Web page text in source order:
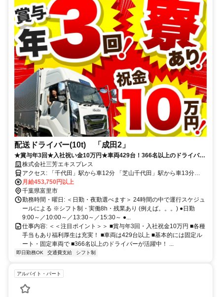
配送ドライバー(10t) 「成田2」
★賞与年3回★入社祝い金10万円★車両429台！366名以上のドライバー
が活躍中！
株式会社三芳エキスプレス
アクセス: 「千代田」駅から車12分 「芝山千代田」駅から車13分
「東成田」駅から車16分 「成田空港」駅から車20分 ★車・バイク通
勤ＯＫ
月給453,750円以上
千葉県富里市
勤務時間・曜日: ＜日勤・夜勤選べます＞ 24時間の中で運行スケジュ
ールによる ※シフト制・実働8h・残業あり (例えば。。。) ●日勤
9:00～／10:00～／13:30～／15:30～ ●...
仕事内容: ＜＜注目ポイント＞＞ ■賞与年3回・入社祝金10万円 ■各種
手当もあり福利厚生は充実！ ■車両は429台以上 ■基本的には固定ル
ート・固定車両で ■366名以上のドライバーが活躍中！ ...
即日勤務OK 交通費支給 シフト制
アルバイト・パート